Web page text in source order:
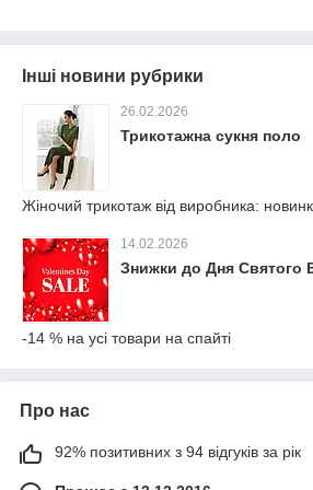
Інші новини рубрики
26.02.2026
Трикотажна сукня поло
Жіночий трикотаж від виробника:
14.02.2026
Знижки до Дня Святого
-14 % на усі товари на спайті
Про нас
92% позитивних з 94 відгуків за рік